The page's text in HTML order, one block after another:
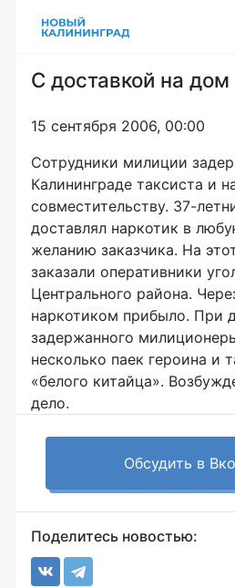
С доставкой на дом
15 сентября 2006, 00:00
Сотрудники милиции
Калининграде таксиста и
совместительству. 37-
доставлял наркотик в
желанию заказчика. На
заказали оперативники
Центрального района.
наркотиком прибыло. При
задержанного
несколько паек героина и
«белого китайца».
дело.
Обсудить в
Поделитесь новостью: